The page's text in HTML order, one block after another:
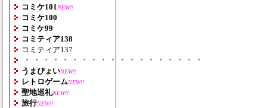
コミケ101 NEW!!
コミケ100
コミケ99
コミティア138
コミティア137
・・・・・・・・・・・・・・・・・・・
うまぴょいNEW!!
レトロゲームNEW!!
聖地巡礼NEW!!
旅行NEW!!